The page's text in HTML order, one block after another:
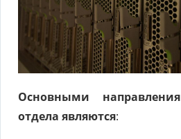
Основными
отдела являются: